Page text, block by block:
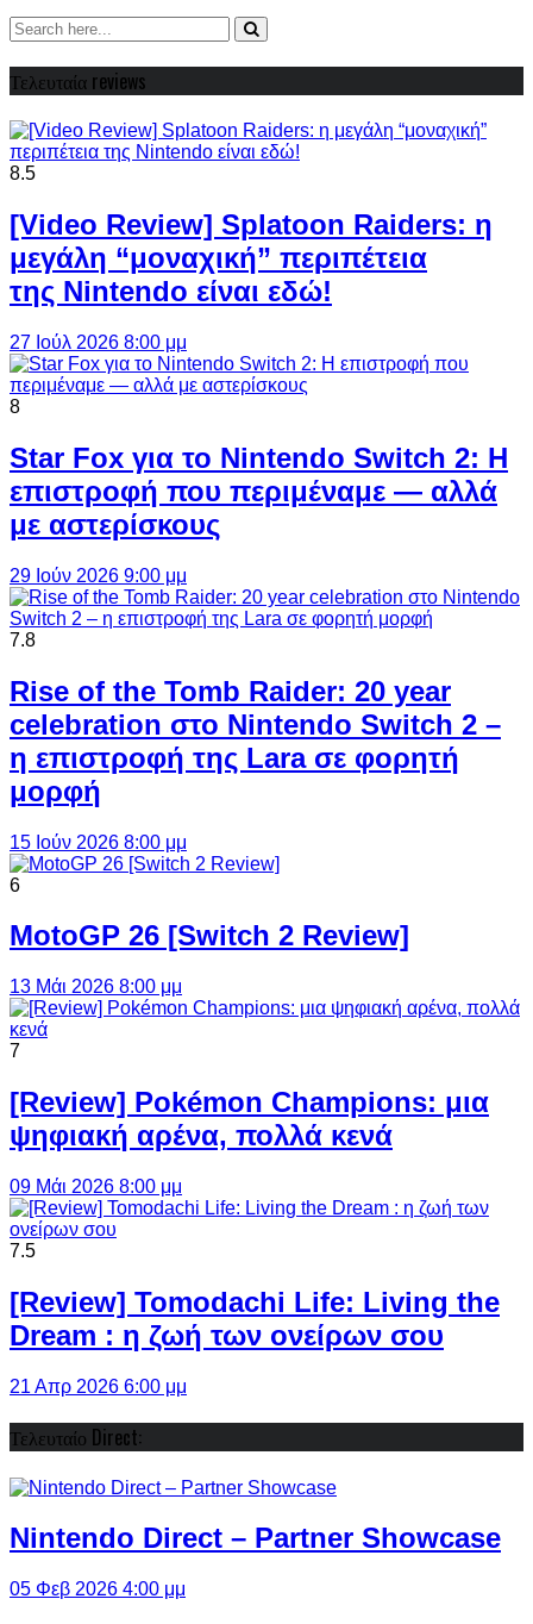
Τελευταία reviews
8.5
[Video Review] Splatoon Raiders: η
μεγάλη “μοναχική” περιπέτεια
της Nintendo είναι εδώ!
27 Ιούλ 2026 8:00 μμ
8
Star Fox για το Nintendo Switch 2: Η
επιστροφή που περιμέναμε — αλλά
με αστερίσκους
29 Ιούν 2026 9:00 μμ
7.8
Rise of the Tomb Raider: 20 year
celebration στο Nintendo Switch 2 –
η επιστροφή της Lara σε φορητή
μορφή
15 Ιούν 2026 8:00 μμ
6
MotoGP 26 [Switch 2 Review]
13 Μάι 2026 8:00 μμ
7
[Review] Pokémon Champions: μια
ψηφιακή αρένα, πολλά κενά
09 Μάι 2026 8:00 μμ
7.5
[Review] Tomodachi Life: Living the
Dream : η ζωή των ονείρων σου
21 Απρ 2026 6:00 μμ
Τελευταίο Direct:
Nintendo Direct – Partner Showcase
05 Φεβ 2026 4:00 μμ